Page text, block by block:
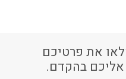
את פרטיכם
אליכם בהקדם.